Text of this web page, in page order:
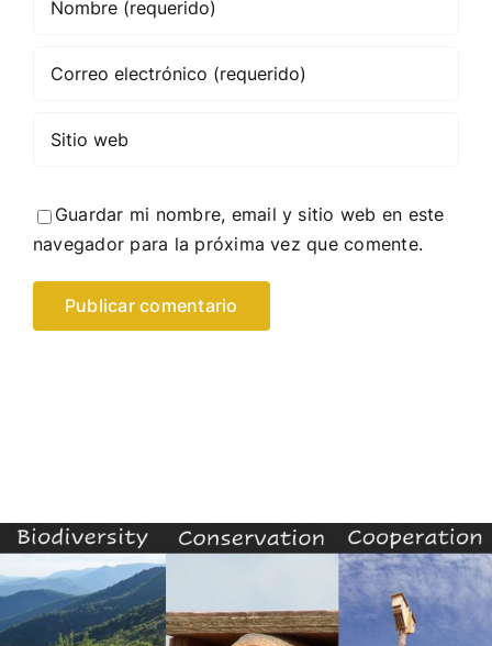
Guardar mi nombre, email y sitio web en este
navegador para la próxima vez que comente.